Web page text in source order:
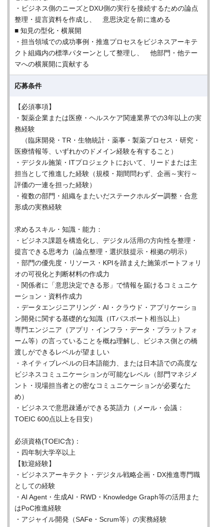
・ビジネス側のニーズとDXU側の実行を接続するための論点
整理・提言資料を作成し、 意思決定を前に進める
■ 知見の型化・横展開
・担当領域での成功事例・推進プロセスをビジネスアーキテ
クト組織内の標準パターンとして整理し、 他部門・他テー
マへの横展開に貢献する
応募条件
【必須事項】
・製薬企業または医療・ヘルスケア関連業界での3年以上の実
務経験
（臨床開発・TR・生物統計・薬事・製薬プロセス・研究・
医療情報等、いずれかのドメイン経験を有すること）
・デジタル施策・ITプロジェクトにおいて、リードまたは主
担当として推進した経験（規模・期間問わず、企画～実行～
評価の一連を担った経験）
・複数の部門・組織をまたいだステークホルダー調整・合意
形成の実務経験
求めるスキル・知識・能力：
・ビジネス課題を構造化し、デジタル活用の方向性を整理・
提言できる思考力（論点整理・選択肢提示・根拠の明示）
・部門の優先度・リソース・KPIを踏まえた施策ポートフォリ
オの可視化と判断材料の作成力
・関係者に「意思決定できる形」で情報を届けるコミュニケ
ーション・資料作成力
・データエンジニアリング・AI・クラウド・アプリケーショ
ン開発に関する基礎的な知識（ITパスポート相当以上）
専門エンジニア（アプリ・インフラ・データ・プラットフォ
ーム等）の言っていることを概ね理解し、ビジネス側との橋
渡しができるレベルが望ましい
・ネイティブレベルの日本語能力、または日本語での高度な
ビジネスコミュニケーションが可能なレベル（部門マネジメ
ント・現場担当者との密なコミュニケーションが必要なた
め）
・ビジネスで意思疎通ができる英語力（メール・会議：
TOEIC 600点以上を目安）
必須資格(TOEIC含)：
・四年制大学卒以上
【歓迎経験】
・ビジネスアーキテクト・デジタル戦略企画・DX推進専門職
としての経験
・AI Agent・生成AI・RWD・Knowledge Graph等の活用また
はPoC推進経験
・アジャイル開発（SAFe・Scrum等）の実務経験